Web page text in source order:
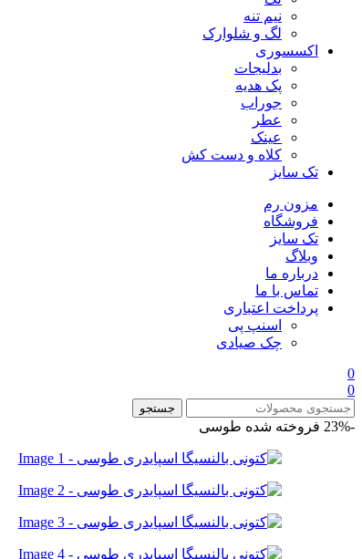
نیم تنه
لگ و شلوارک
اکسسوری
بدلیجات
پک هدیه
جوراب
عطر
عینک
کلاه و دست کش
تک سایز
مزون رم
فروشگاه
تک سایز
وبلاگ
درباره ما
تماس با ما
پرداخت اعتباری
اسنپ پی
چک صیادی
0
0
جستجو
-23% فروخته شده طوسی